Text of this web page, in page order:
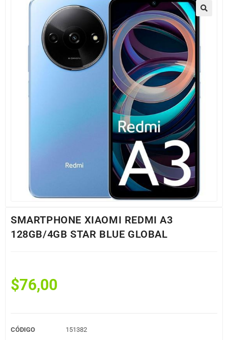
SMARTPHONE XIAOMI REDMI A3
128GB/4GB STAR BLUE GLOBAL
$76,00
CÓDIGO 151382